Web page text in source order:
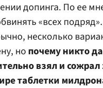
допинга. По ее
«всех подряд».
несколько
но почему никто
взял и
таблетки